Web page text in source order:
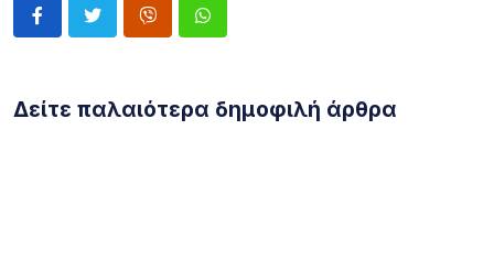
Δείτε παλαιότερα δημοφιλή άρθρα